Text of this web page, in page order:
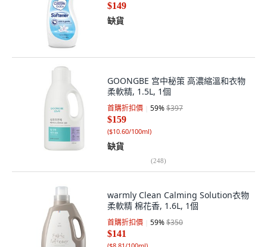
$149
缺貨
GOONGBE 宫中秘策 高濃縮溫和衣物
柔軟精, 1.5L, 1個
首購折扣價 59%$397
$159
($10.60/100ml)
缺貨
(248)
warmly Clean Calming Solution衣物
柔軟精 棉花香, 1.6L, 1個
首購折扣價 59%$350
$141